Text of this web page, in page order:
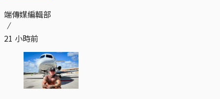
端傳媒編輯部
21 小時前